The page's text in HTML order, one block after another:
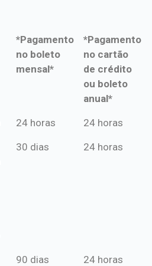
*Pagamento
no boleto
mensal*
*Pagamento
no cartão
de crédito
ou boleto
anual*
*Pagamento
mensal*
*Pagamento
de crédito
24 horas 24 horas
30 dias 24 horas
90 dias 24 horas